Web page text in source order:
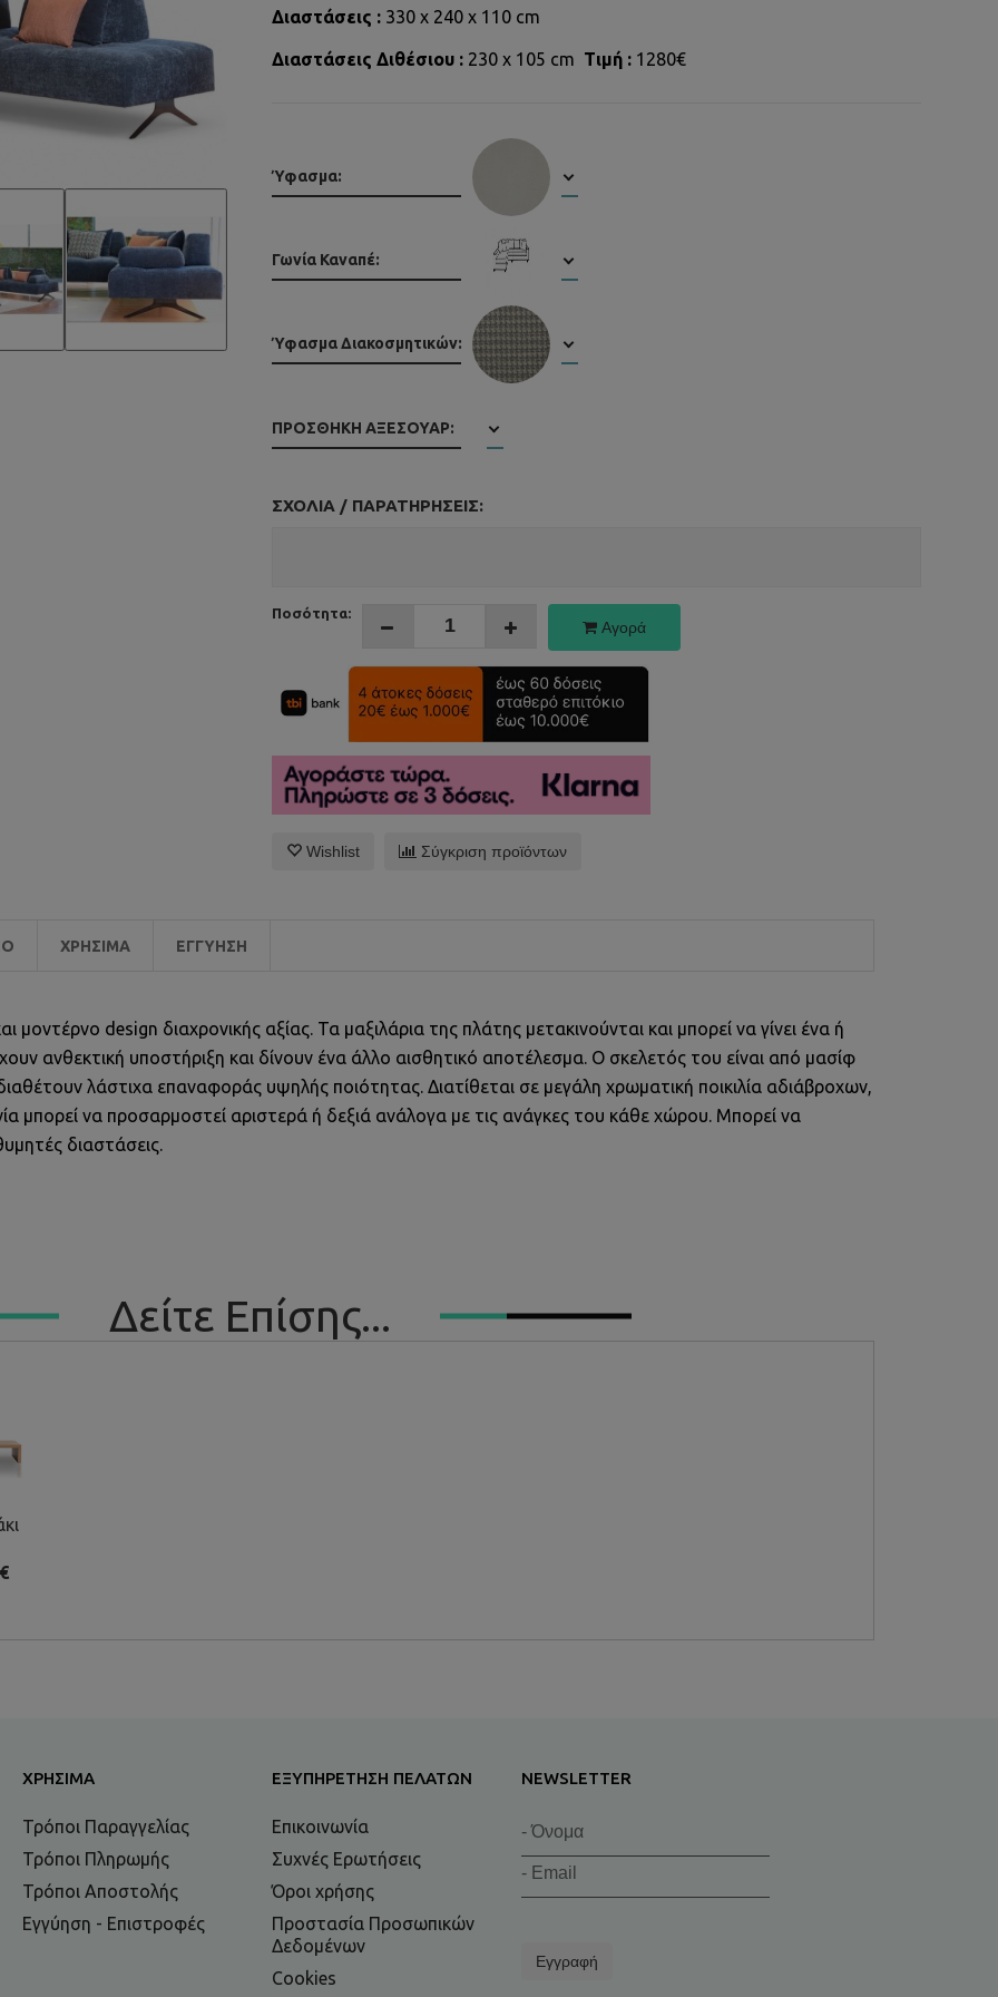
Διαστάσεις : 330 x 240 x 110 cm
Διαστάσεις Διθέσιου : 230 x 105 cm Τιμή : 1280€
Ύφασμα:
Γωνία Καναπέ:
Ύφασμα Διακοσμητικών:
ΠΡΟΣΘΉΚΗ ΑΞΕΣΟΥΆΡ:
ΣΧΌΛΙΑ / ΠΑΡΑΤΗΡΉΣΕΙΣ:
Ποσότητα:
Αγορά
Wishlist Σύγκριση προϊόντων
ΧΡΉΣΙΜΑ ΕΓΓΎΗΣΗ
design διαχρονικής αξίας. Τα μαξιλάρια της πλάτης μετακινούνται και μπορεί να γίνει ένα ή
ανθεκτική υποστήριξη και δίνουν ένα άλλο αισθητικό αποτέλεσμα. Ο σκελετός του είναι από μασίφ
λάστιχα επαναφοράς υψηλής ποιότητας. Διατίθεται σε μεγάλη χρωματική ποικιλία αδιάβροχων,
μπορεί να προσαρμοστεί αριστερά ή δεξιά ανάλογα με τις ανάγκες του κάθε χώρου. Μπορεί να
διαστάσεις.
Δείτε Επίσης...
ΧΡΉΣΙΜΑ
Τρόποι Παραγγελίας
Τρόποι Πληρωμής
Τρόποι Αποστολής
Εγγύηση - Επιστροφές
ΕΞΥΠΗΡΈΤΗΣΗ ΠΕΛΑΤΏΝ
Επικοινωνία
Συχνές Ερωτήσεις
Όροι χρήσης
Προστασία Προσωπικών
Δεδομένων
Cookies
NEWSLETTER
Εγγραφή